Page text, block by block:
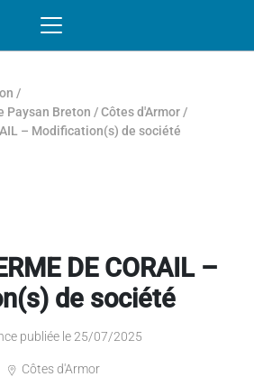
/
Paysan Breton /Côtes d'Armor /
– Modification(s) de société
DE CORAIL –
de société
publiée le 25/07/2025
Côtes d'Armor